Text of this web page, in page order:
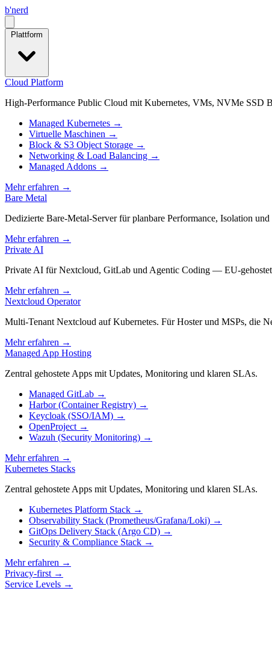
b'nerd
Plattform
Cloud Platform
High-Performance Public Cloud mit Kubernetes, VMs, NVMe SSD
Managed Kubernetes →
Virtuelle Maschinen →
Block & S3 Object Storage →
Networking & Load Balancing →
Managed Addons →
Mehr erfahren →
Bare Metal
Dedizierte Bare‑Metal‑Server für planbare Performance, Isolation
Mehr erfahren →
Private AI
Private AI für Nextcloud, GitLab und Agentic Coding — EU-
Mehr erfahren →
Nextcloud Operator
Multi-Tenant Nextcloud auf Kubernetes. Für Hoster und MSPs, die
Mehr erfahren →
Managed App Hosting
Zentral gehostete Apps mit Updates, Monitoring und klaren SLAs.
Managed GitLab →
Harbor (Container Registry) →
Keycloak (SSO/IAM) →
OpenProject →
Wazuh (Security Monitoring) →
Mehr erfahren →
Kubernetes Stacks
Zentral gehostete Apps mit Updates, Monitoring und klaren SLAs.
Kubernetes Platform Stack →
Observability Stack (Prometheus/Grafana/Loki) →
GitOps Delivery Stack (Argo CD) →
Security & Compliance Stack →
Mehr erfahren →
Privacy-first →
Service Levels →